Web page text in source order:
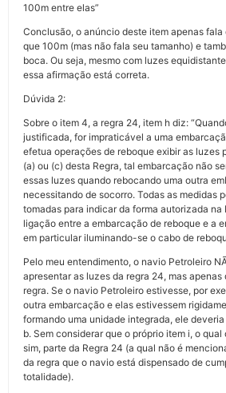
100m entre elas”
Conclusão, o anúncio deste item apenas fala
que 100m (mas não fala seu tamanho) e
boca. Ou seja, mesmo com luzes
essa afirmação está correta.
Dúvida 2:
Sobre o item 4, a regra 24, item h diz:
justificada, for impraticável a uma
efetua operações de reboque exibir as luzes
(a) ou (c) desta Regra, tal embarcação não
essas luzes quando rebocando uma outra
necessitando de socorro. Todas as medidas
tomadas para indicar da forma autorizada na
ligação entre a embarcação de reboque e a
em particular iluminando-se o cabo de
Pelo meu entendimento, o navio Petroleiro
apresentar as luzes da regra 24, mas apenas
regra. Se o navio Petroleiro estivesse, por
outra embarcação e elas estivessem
formando uma unidade integrada, ele
b. Sem considerar que o próprio item i, o
sim, parte da Regra 24 (a qual não é
da regra que o navio está dispensado de
totalidade).